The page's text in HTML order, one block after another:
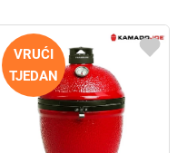
VRUĆI
TJEDAN